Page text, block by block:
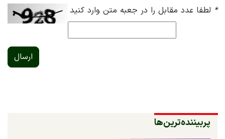
* لطفا عدد مقابل را در جعبه متن وارد کنید
ارسال
پربیننده‌ترین‌ها